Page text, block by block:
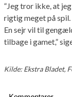
“Jeg tror ikke, at
rigtig meget på
En sejr vil til
tilbage i gamet,”
Kilde: Ekstra Bladet,